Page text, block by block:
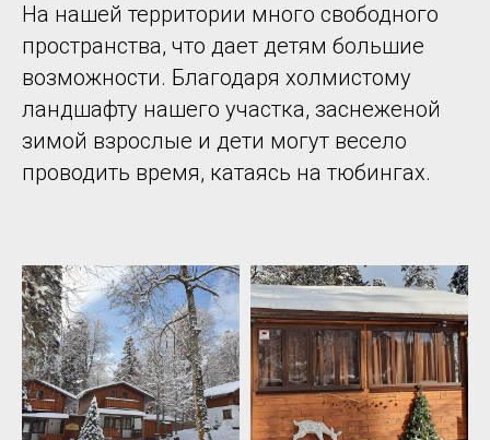
На нашей территории много свободного
пространства, что дает детям большие
возможности. Благодаря холмистому
ландшафту нашего участка, заснеженой
зимой взрослые и дети могут весело
проводить время, катаясь на тюбингах.